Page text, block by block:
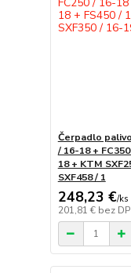
Čerpadlo
/ 16-18 +
18 + KTM
SXF458 / 1
248,23 €/ks
201,81 € bez